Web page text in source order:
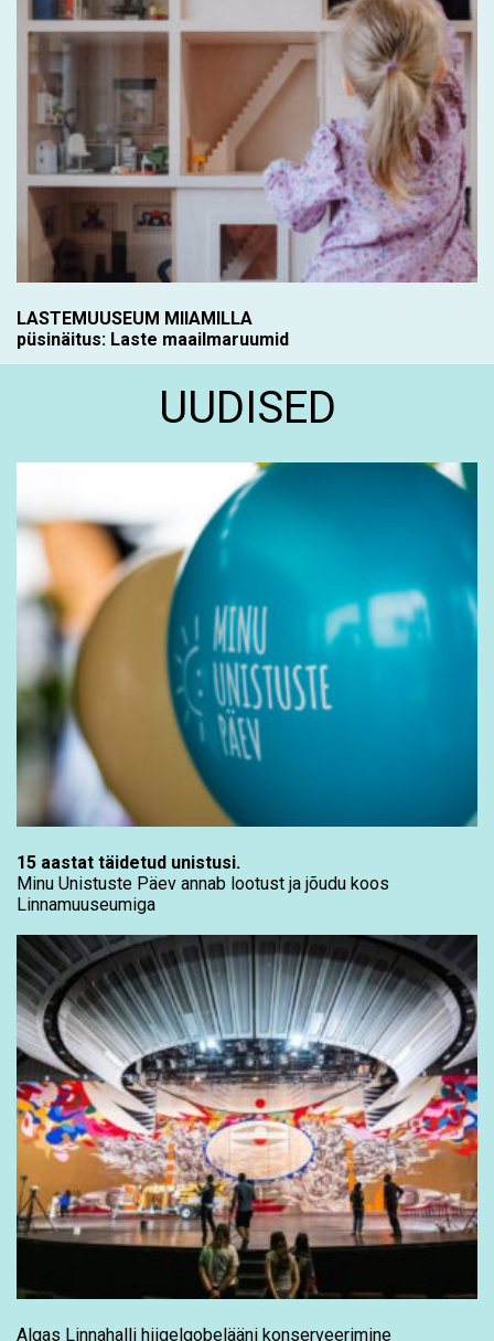
LASTEMUUSEUM MIIAMILLA
püsinäitus: Laste maailmaruumid
UUDISED
15 aastat täidetud unistusi.
Minu Unistuste Päev annab lootust ja jõudu koos
Linnamuuseumiga
Algas Linnahalli hiigelgobelääni konserveerimine